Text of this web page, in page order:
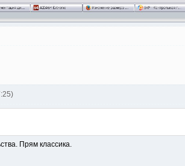
Прям классика.